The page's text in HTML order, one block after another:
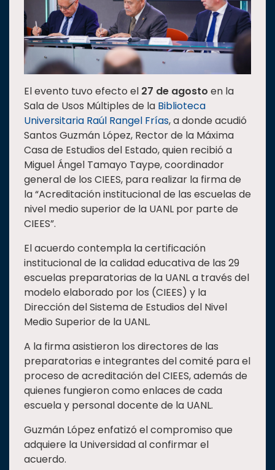
Vinculación
Historia
Universiada
El evento tuvo efecto el 27 de agosto en la
Sala de Usos Múltiples de la Biblioteca
Universitaria Raúl Rangel Frías, a donde acudió
Santos Guzmán López, Rector de la Máxima
Casa de Estudios del Estado, quien recibió a
Miguel Ángel Tamayo Taype, coordinador
general de los CIEES, para realizar la firma de
la “Acreditación institucional de las escuelas de
nivel medio superior de la UANL por parte de
CIEES”.
El acuerdo contempla la certificación
institucional de la calidad educativa de las 29
escuelas preparatorias de la UANL a través del
modelo elaborado por los (CIEES) y la
Dirección del Sistema de Estudios del Nivel
Medio Superior de la UANL.
A la firma asistieron los directores de las
preparatorias e integrantes del comité para el
proceso de acreditación del CIEES, además de
quienes fungieron como enlaces de cada
escuela y personal docente de la UANL.
Guzmán López enfatizó el compromiso que
adquiere la Universidad al confirmar el
acuerdo.